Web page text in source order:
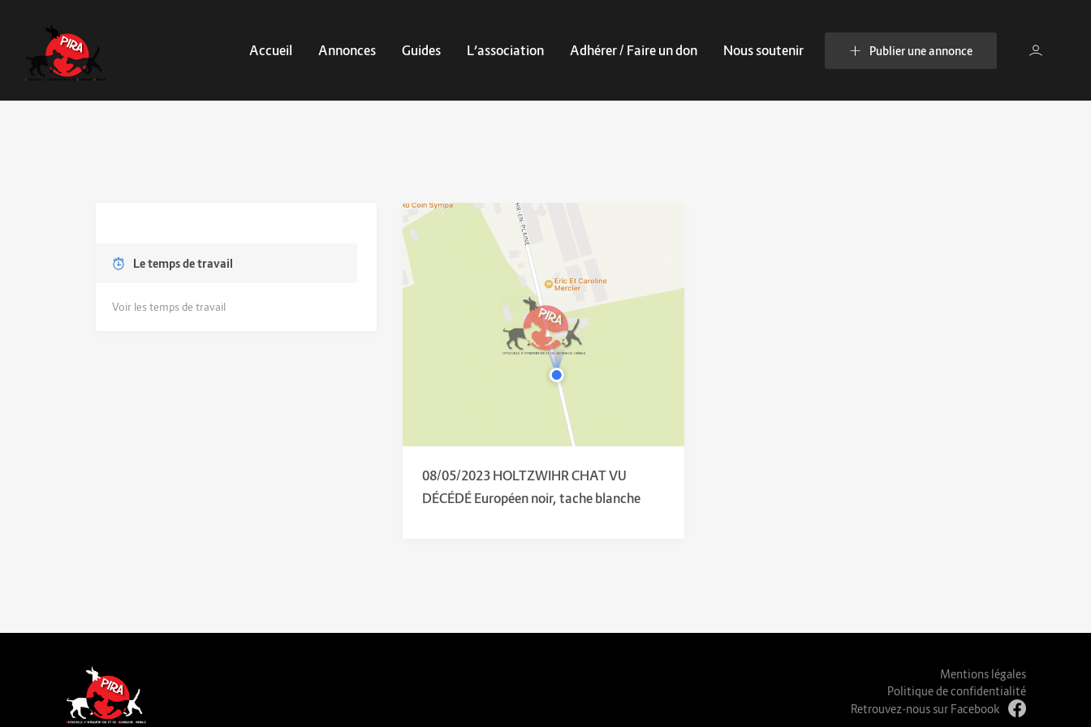
Accueil Annonces Guides L’association Adhérer / Faire un don Nous soutenir Publier une annonce
Le temps de travail
Voir les temps de travail
08/05/2023 HOLTZWIHR CHAT VU
DÉCÉDÉ Européen noir, tache blanche
Mentions légales
Politique de confidentialité
Retrouvez-nous sur Facebook